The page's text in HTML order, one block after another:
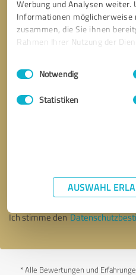
Werbung und Analysen
Informationen
zusammen, die Sie ihnen
Rahmen Ihrer Nutzung der
Impressum
Einwilligungsauswahl
Notwendig
Statistiken
AUSWAHLNachricht
Ich stimme den
*Alle Bewertungen und